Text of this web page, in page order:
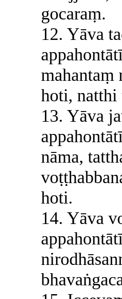
gocaraṃ.
12. Yāva
mahantaṃ
hoti, natthi
13. Yāva
nāma,
hoti.
14. Yāva